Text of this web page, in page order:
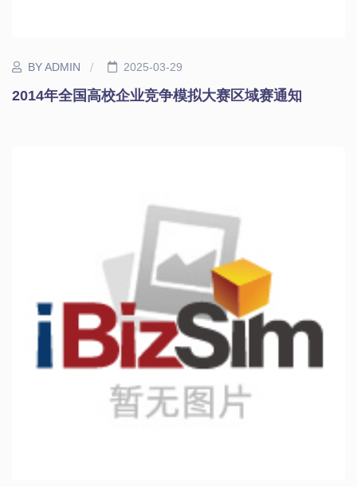
BY ADMIN 2025-03-29
2014年全国高校企业竞争模拟大赛区域赛通知